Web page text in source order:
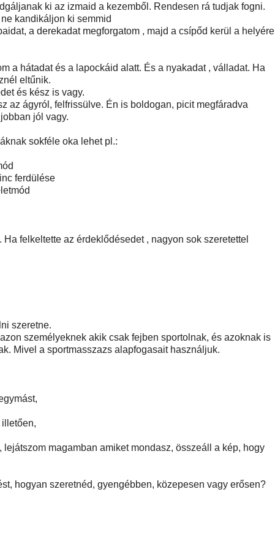
ki az izmaid a kezemből. Rendesen rá tudjak fogni.
kandikáljon ki semmid
a derekadat megforgatom , majd a csípőd kerül a helyére
a hátadat és a lapockáid alatt. És a nyakadat , válladat. Ha
eltűnik.
és kész is vagy.
az ágyról, felfrissülve. Én is boldogan, picit megfáradva
jól vagy.
sokféle oka lehet pl.:
ferdülése
Ha felkeltette az érdeklődésedet , nagyon sok szeretettel
szeretne.
személyeknek akik csak fejben sportolnak, és azoknak is
Mivel a sportmasszazs alapfogasait használjuk.
illetően,
lejátszom magamban amiket mondasz, összeáll a kép, hogy
hogyan szeretnéd, gyengébben, közepesen vagy erősen?